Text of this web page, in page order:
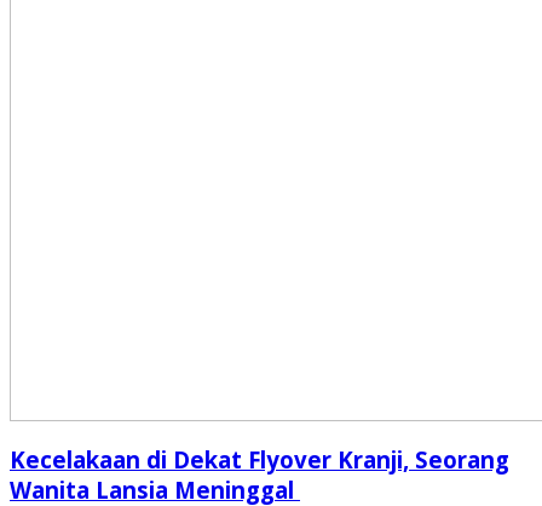
Kecelakaan di Dekat Flyover Kranji, Seorang
Wanita Lansia Meninggal